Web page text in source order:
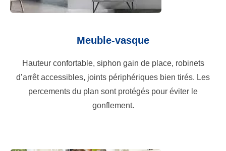
Meuble-vasque
Hauteur confortable, siphon gain de place, robinets
d’arrêt accessibles, joints périphériques bien tirés. Les
percements du plan sont protégés pour éviter le
gonflement.